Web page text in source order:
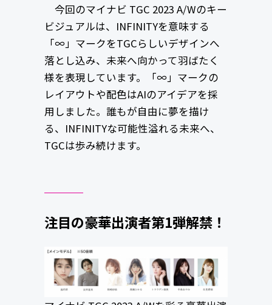
今回のマイナビ TGC 2023 A/Wのキー
ビジュアルは、INFINITYを意味する
「∞」マークをTGCらしいデザインへ
落とし込み、未来へ向かって羽ばたく
様を表現しています。「∞」マークの
レイアウトや配色はAIのアイデアを採
用しました。誰もが自由に夢を描け
る、INFINITYな可能性溢れる未来へ、
TGCは歩み続けます。
注目の豪華出演者第1弾解禁！